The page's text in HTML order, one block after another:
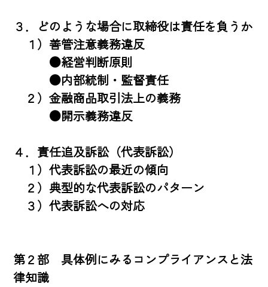
３．どのような場合に取締役は責任を負うか
１）善管注意義務違反
●経営判断原則
●内部統制・監督責任
２）金融商品取引法上の義務
●開示義務違反
４．責任追及訴訟（代表訴訟）
１）代表訴訟の最近の傾向
２）典型的な代表訴訟のパターン
３）代表訴訟への対応
第２部　具体例にみるコンプライアンスと法
律知識